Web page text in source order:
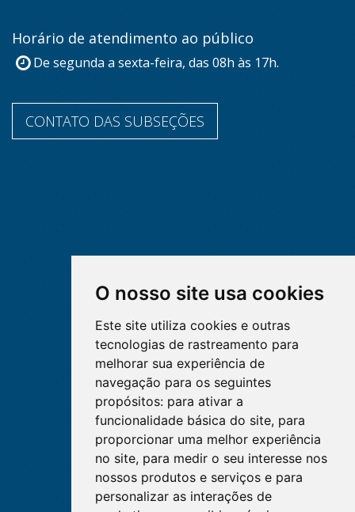
O nosso site usa cookies
Este site utiliza cookies e outras
tecnologias de rastreamento para
melhorar sua experiência de
navegação para os seguintes
propósitos: para ativar a
funcionalidade básica do site, para
proporcionar uma melhor experiência
no site, para medir o seu interesse nos
nossos produtos e serviços e para
personalizar as interações de
Horário de atendimento ao público
De segunda a sexta-feira, das 08h às 17h.
CONTATO DAS SUBSEÇÕES